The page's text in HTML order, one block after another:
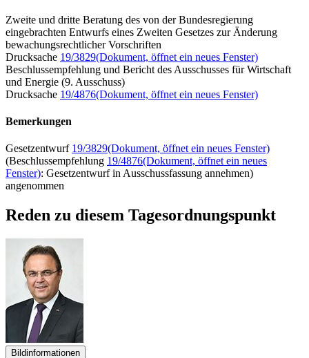
Zweite und dritte Beratung des von der Bundesregierung
eingebrachten Entwurfs eines Zweiten Gesetzes zur Änderung
bewachungsrechtlicher Vorschriften
Drucksache 19/3829(Dokument, öffnet ein neues Fenster)
Beschlussempfehlung und Bericht des Ausschusses für Wirtschaft
und Energie (9. Ausschuss)
Drucksache 19/4876(Dokument, öffnet ein neues Fenster)
Bemerkungen
Gesetzentwurf 19/3829(Dokument, öffnet ein neues Fenster)
(Beschlussempfehlung 19/4876(Dokument, öffnet ein neues
Fenster): Gesetzentwurf in Ausschussfassung annehmen)
angenommen
Reden zu diesem Tagesordnungspunkt
Bildinformationen